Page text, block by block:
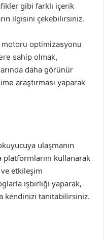
gibi farklı içerik
ilgisini çekebilirsiniz.
motoru optimizasyonu
sahip olmak,
daha görünür
araştırması yaparak
ulaşmanın
kullanarak
etkileşim
işbirliği yaparak,
kendinizi tanıtabilirsiniz.